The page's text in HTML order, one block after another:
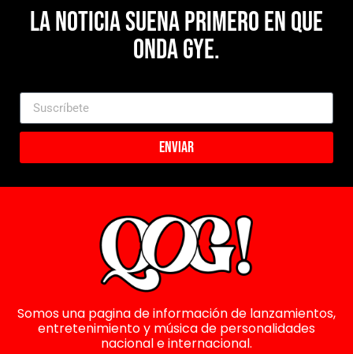
La noticia suena primero en Que
Onda Gye.
Enviar
Somos una pagina de información de lanzamientos,
entretenimiento y música de personalidades
nacional e internacional.